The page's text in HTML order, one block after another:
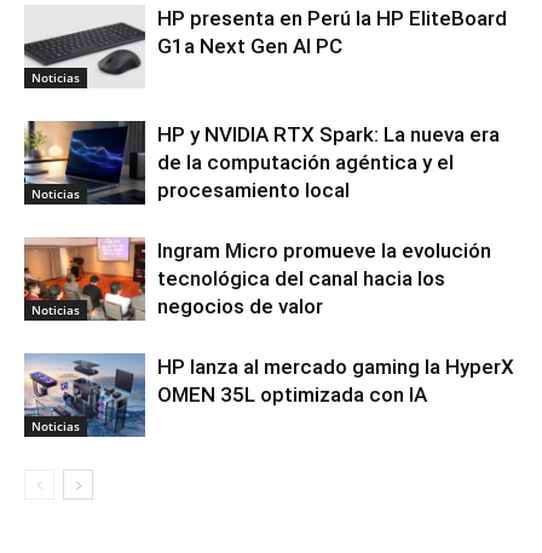
Noticias
HP presenta en Perú la HP EliteBoard
G1a Next Gen AI PC
Noticias
HP y NVIDIA RTX Spark: La nueva era
de la computación agéntica y el
procesamiento local
Noticias
Ingram Micro promueve la evolución
tecnológica del canal hacia los
negocios de valor
Noticias
HP lanza al mercado gaming la HyperX
OMEN 35L optimizada con IA